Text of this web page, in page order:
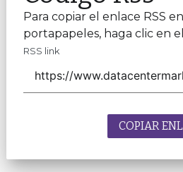
Para copiar el enlace RSS en
portapapeles, haga clic en
RSS link
COPIAR